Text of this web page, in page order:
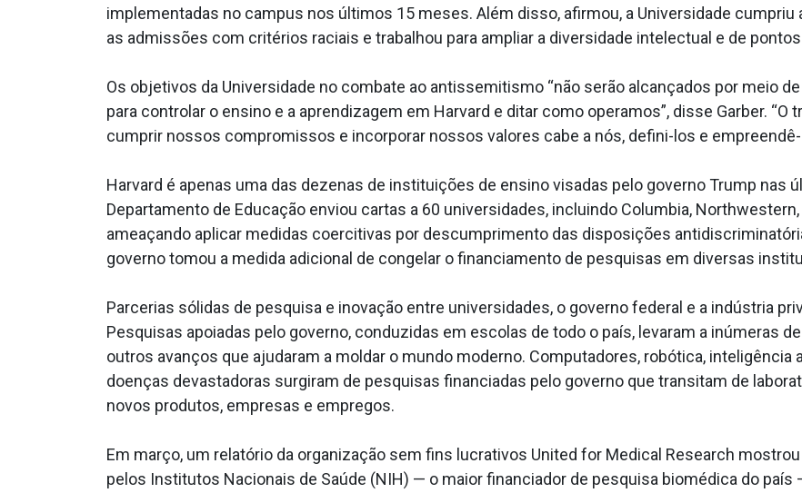
implementadas no campus nos últimos 15 meses. Além disso, afirmou, a Universidade cumpriu
as admissões com critérios raciais e trabalhou para ampliar a diversidade intelectual e de
Os objetivos da Universidade no combate ao antissemitismo “não serão alcançados por meio
para controlar o ensino e a aprendizagem em Harvard e ditar como operamos”, disse Garber.
cumprir nossos compromissos e incorporar nossos valores cabe a nós, defini-los e
Harvard é apenas uma das dezenas de instituições de ensino visadas pelo governo Trump nas
Departamento de Educação enviou cartas a 60 universidades, incluindo Columbia,
ameaçando aplicar medidas coercitivas por descumprimento das disposições
governo tomou a medida adicional de congelar o financiamento de pesquisas em diversas
Parcerias sólidas de pesquisa e inovação entre universidades, o governo federal e a indústria
Pesquisas apoiadas pelo governo, conduzidas em escolas de todo o país, levaram a inúmeras
outros avanços que ajudaram a moldar o mundo moderno. Computadores, robótica, inteligência
doenças devastadoras surgiram de pesquisas financiadas pelo governo que transitam de
novos produtos, empresas e empregos.
Em março, um relatório da organização sem fins lucrativos United for Medical Research
pelos Institutos Nacionais de Saúde (NIH) — o maior financiador de pesquisa biomédica do país